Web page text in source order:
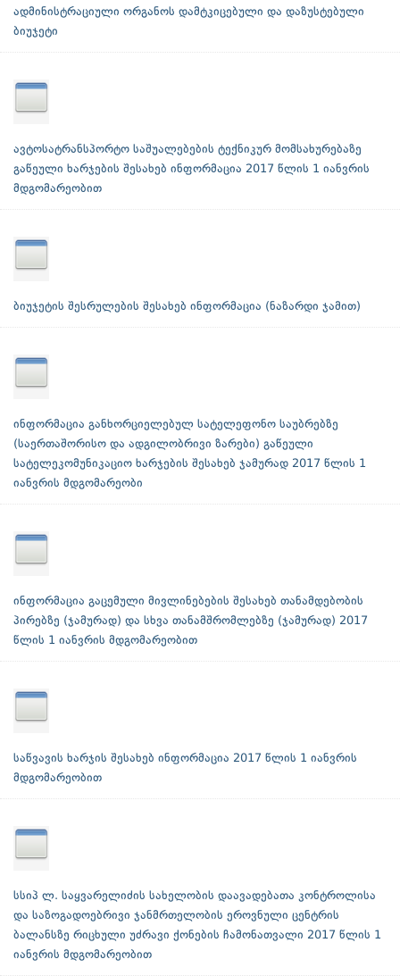
ადმინისტრაციული ორგანოს დამტკიცებული და დაზუსტებული
ბიუჯეტი
ავტოსატრანსპორტო საშუალებების ტექნიკურ მომსახურებაზე
გაწეული ხარჯების შესახებ ინფორმაცია 2017 წლის 1 იანვრის
მდგომარეობით
ბიუჯეტის შესრულების შესახებ ინფორმაცია (ნაზარდი ჯამით)
ინფორმაცია განხორციელებულ სატელეფონო საუბრებზე
(საერთაშორისო და ადგილობრივი ზარები) გაწეული
სატელეკომუნიკაციო ხარჯების შესახებ ჯამურად 2017 წლის 1
იანვრის მდგომარეობი
ინფორმაცია გაცემული მივლინებების შესახებ თანამდებობის
პირებზე (ჯამურად) და სხვა თანამშრომლებზე (ჯამურად) 2017
წლის 1 იანვრის მდგომარეობით
საწვავის ხარჯის შესახებ ინფორმაცია 2017 წლის 1 იანვრის
მდგომარეობით
სსიპ ლ. საყვარელიძის სახელობის დაავადებათა კონტროლისა
და საზოგადოებრივი ჯანმრთელობის ეროვნული ცენტრის
ბალანსზე რიცხული უძრავი ქონების ჩამონათვალი 2017 წლის 1
იანვრის მდგომარეობით